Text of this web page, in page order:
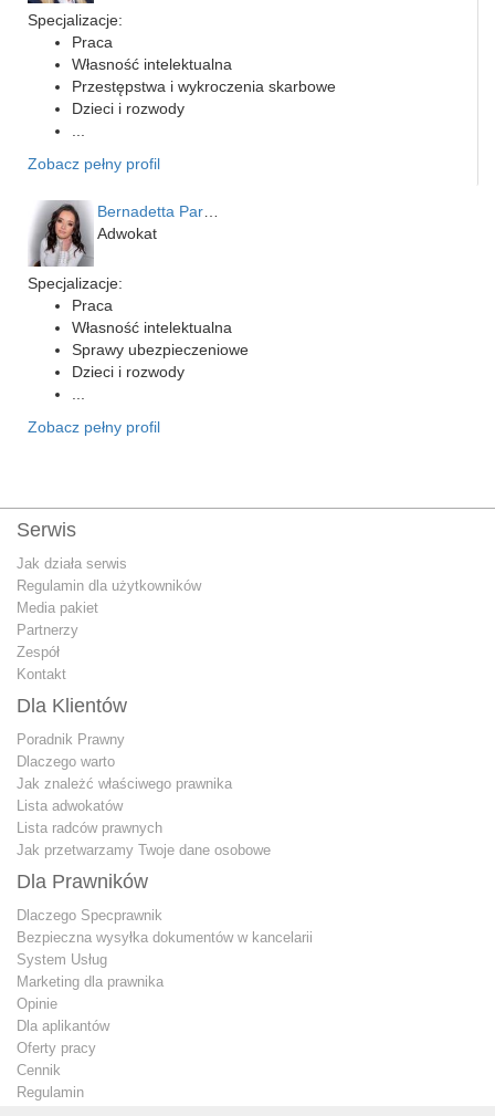
Specjalizacje:
Praca
Własność intelektualna
Przestępstwa i wykroczenia skarbowe
Dzieci i rozwody
Zobacz pełny profil
Adwokat
Specjalizacje:
Praca
Własność intelektualna
Sprawy ubezpieczeniowe
Dzieci i rozwody
Zobacz pełny profil
Serwis
Jak działa serwis
Regulamin dla użytkowników
Media pakiet
Partnerzy
Zespół
Kontakt
Dla Klientów
Poradnik Prawny
Dlaczego warto
Jak znależć właściwego prawnika
Lista adwokatów
Lista radców prawnych
Jak przetwarzamy Twoje dane osobowe
Dla Prawników
Dlaczego Specprawnik
Bezpieczna wysyłka dokumentów w kancelarii
System Usług
Marketing dla prawnika
Opinie
Dla aplikantów
Oferty pracy
Cennik
Regulamin